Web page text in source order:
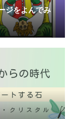
ジをよんでみ